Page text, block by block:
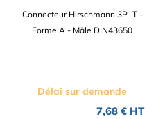
Connecteur Hirschmann 3P+T -
Forme A - Mâle DIN43650
Délai sur demande
7,68 € HT